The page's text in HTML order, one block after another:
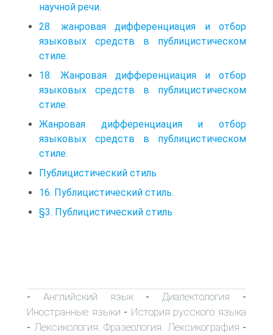
научной речи.
28. жанровая дифференциация и отбор
языковых средств в публицистическом
стиле.
18. Жанровая дифференциация и отбор
языковых средств в публицистическом
стиле.
Жанровая дифференциация и отбор
языковых средств в публицистическом
стиле.
Публицистический стиль
16. Публицистический стиль.
§3. Публицистический стиль
- Английский язык- Диалектология -
Иностранные языки - История русского языка
- Лексикология. Фразеология. Лексикография -